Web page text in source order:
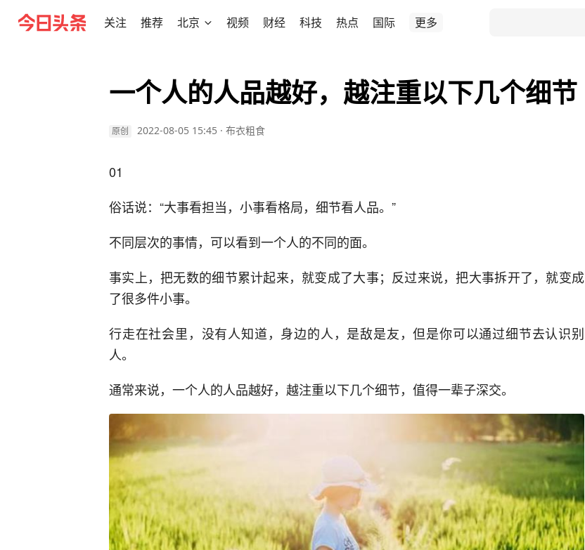
关注 推荐 北京 视频 财经 科技 热点 国际 更多
一个人的人品越好，越注重以下几个细节
原创 2022-08-05 15:45 · 布衣粗食
01
俗话说：“大事看担当，小事看格局，细节看人品。”
不同层次的事情，可以看到一个人的不同的面。
事实上，把无数的细节累计起来，就变成了大事；反过来说，把大事拆开了，就变成
了很多件小事。
行走在社会里，没有人知道，身边的人，是敌是友，但是你可以通过细节去认识别
人。
通常来说，一个人的人品越好，越注重以下几个细节，值得一辈子深交。